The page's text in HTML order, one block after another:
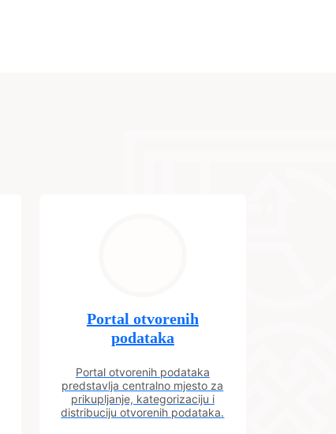
Portal otvorenih
podataka
Portal otvorenih podataka
predstavlja centralno mjesto za
prikupljanje, kategorizaciju i
distribuciju otvorenih podataka.